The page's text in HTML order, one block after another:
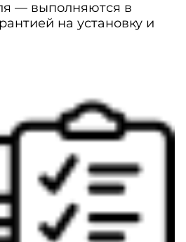
— выполняются в
на установку и